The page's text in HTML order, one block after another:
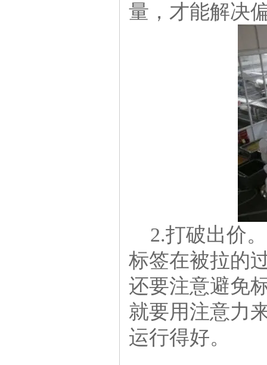
量，才能解决
2.打破出价
标签在被拉的
还要注意避免
就要用注意力
运行得好。